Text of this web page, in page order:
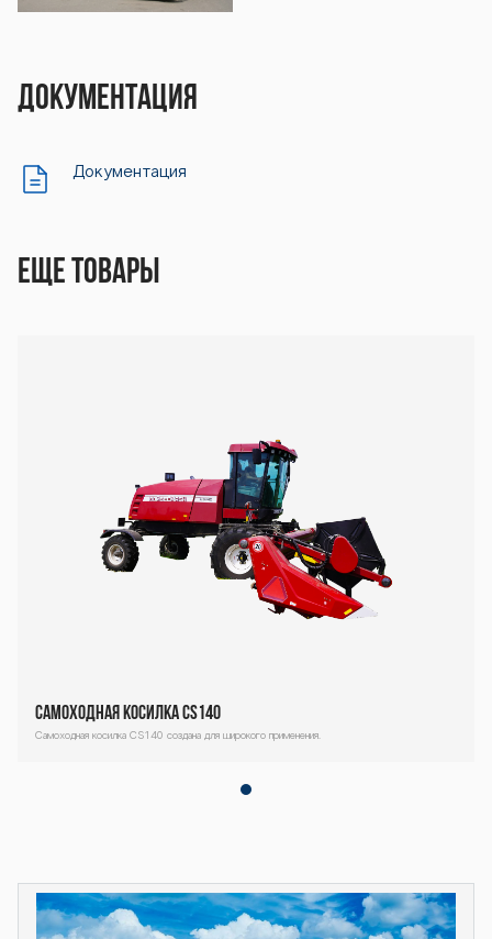
Документация
Документация
Еще товары
Самоходная косилка CS140
Самоходная косилка СS140 создана для широкого применения.